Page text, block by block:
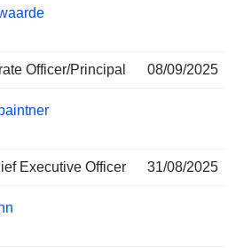
Officer/Principal 08/09/2025
Executive Officer 31/08/2025